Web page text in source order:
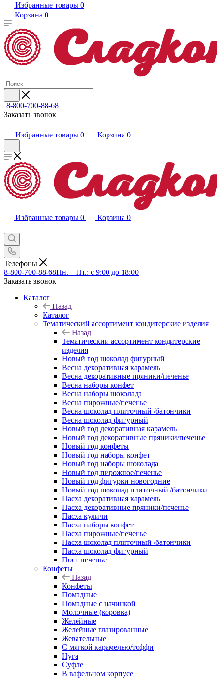
Избранные товары 0
Корзина 0
8-800-700-88-68
Заказать звонок
Избранные товары 0 Корзина 0
Избранные товары 0 Корзина 0
Телефоны
8-800-700-88-68Пн. – Пт.: с 9:00 до 18:00
Заказать звонок
Каталог
Назад
Каталог
Тематический ассортимент кондитерские изделия
Назад
Тематический ассортимент кондитерские
изделия
Новый год шоколад фигурный
Весна декоративная карамель
Весна декоративные пряники/печенье
Весна наборы конфет
Весна наборы шоколада
Весна пирожные/печенье
Весна шоколад плиточный /батончики
Весна шоколад фигурный
Новый год декоративная карамель
Новый год декоративные пряники/печенье
Новый год конфеты
Новый год наборы конфет
Новый год наборы шоколада
Новый год пирожное/печенье
Новый год фигурки новогодние
Новый год шоколад плиточный /батончики
Пасха декоративная карамель
Пасха декоративные пряники/печенье
Пасха куличи
Пасха наборы конфет
Пасха пирожные/печенье
Пасха шоколад плиточный /батончики
Пасха шоколад фигурный
Пост печенье
Конфеты
Назад
Конфеты
Помадные
Помадные с начинкой
Молочные (коровка)
Желейные
Желейные глазированные
Жевательные
С мягкой карамелью/тоффи
Нуга
Суфле
В вафельном корпусе